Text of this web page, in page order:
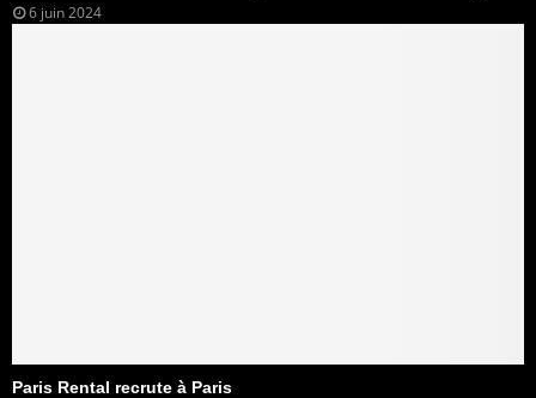
6 juin 2024
Paris Rental recrute à Paris